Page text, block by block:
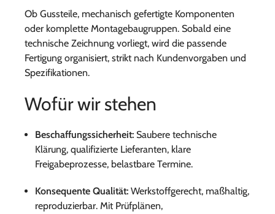
Ob Gussteile, mechanisch gefertigte Komponenten
oder komplette Montagebaugruppen. Sobald eine
technische Zeichnung vorliegt, wird die passende
Fertigung organisiert, strikt nach Kundenvorgaben und
Spezifikationen.
Wofür wir stehen
Beschaffungssicherheit: Saubere technische
Klärung, qualifizierte Lieferanten, klare
Freigabeprozesse, belastbare Termine.
Konsequente Qualität: Werkstoffgerecht, maßhaltig,
reproduzierbar. Mit Prüfplänen,